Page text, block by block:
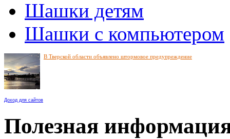
Шашки детям
Шашки с компьютером
В Тверской области объявлено штормовое предупреждение
Доход для сайтов
Полезная